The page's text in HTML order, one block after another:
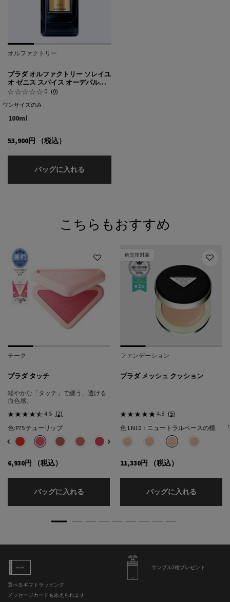
オルファクトリー
プラダ オルファクトリー ソレイユ
オ ゼニス スパイス オーデパルフ
ァム
0 (0)
ワンサイズのみ
100ml
53,900円 （税込）
バッグに入れる
こちらもおすすめ
チーク
プラダ タッチ
軽やかな「タッチ」で纏う、透ける
血色感。
4.5 (2)
色:P75 チューリップ
色を選択してください
{1} の場合
済み
カフェ のカラー プラダ タッチ、1/8
選択済み
R68 チェリー のカラー プラダ タッチ、2/8
選択済み
P75 チューリップ のカラー プラダ タッチ、3/8
選択済み
P71 ボウ のカラー プラダ タッチ、4/8
選択済み
P72 ピンクダリア のカラー プラダ タッチ、5/8
選択済み
P76 リリー のカラー プラダ タッチ、6/8
選択済み
P79 モーヴ のカラー プラダ タッチ、7/8
選択済み
O86 ピーチ のカラー プラダ タッ
6,930円 （税込）
バッグに入れる
色交換対象
ファンデーション
プラダ メッシュ クッション
4.8 (5)
色:
LN10：ニュートラルベースの標準的な色★
色を選択してください
{1} の場合
選択済み
LC5：クールベースの明るい色​ のカラ
選択済み
LN5：ニュートラル ベースの
選択済み
LN10：ニュートラル
選択済み
LN25：ニュ
11,330円 （税込）
バッグに入れる
選べるギフトラッピング
メッセージカードも添えられます
サンプル2種プレゼント